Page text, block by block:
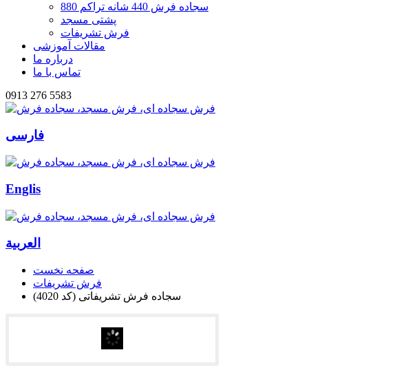
سجاده فرش 440 شانه تراکم 880
پشتی مسجد
فرش تشریفات
مقالات آموزشی
درباره ما
تماس با ما
0913 276 5583
فارسی
Englis
العربیة
صفحه نخست
فرش تشریفات
سجاده فرش تشریفاتی (کد 4020)